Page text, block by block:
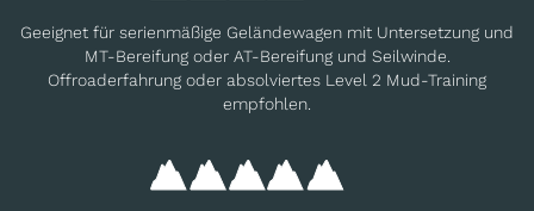
Geeignet für serienmäßige Geländewagen mit Untersetzung und
MT-Bereifung oder AT-Bereifung und Seilwinde.
Offroaderfahrung oder absolviertes Level 2 Mud-Training
empfohlen.